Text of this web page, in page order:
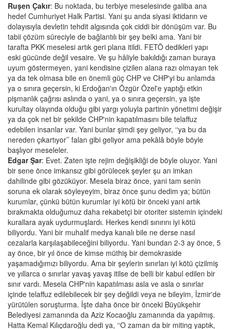
Ruşen Çakır: Bu noktada, bu terbiye meselesinde galiba ana
hedef Cumhuriyet Halk Partisi. Yani şu anda siyasi iktidarın ve
dolayısıyla devletin tehdit algısında çok ciddi bir dönüşüm var. Bu
tabii çözüm süreciyle de bağlantılı bir şey belki ama. Yani bir
tarafta PKK meselesi artık geri plana itildi. FETÖ dedikleri yapı
eski gücünde değil vesaire. Ve şu hâliyle bakıldığı zaman buraya
uyum göstermeyen, yani kendisine çizilen alana razı olmayan tek
ya da tek olmasa bile en önemli güç CHP ve CHP'yi bu anlamda
ya o sınıra geçersin, ki Erdoğan'ın Özgür Özel'e yaptığı etkin
pişmanlık çağrısı aslında o yani, ya o sınıra geçersin, ya işte
kurultay olayında olduğu gibi yargı yoluyla partinin yönetimi değişir
ya da çok net bir şekilde CHP'nin kapatılmasını bile telaffuz
edebilen insanlar var. Yani bunlar şimdi şey geliyor, ‘‘ya bu da
nereden çıkartıyor’’ falan gibi geliyor ama pekâlâ böyle böyle
başlıyor meseleler.
Edgar Şar: Evet. Zaten işte rejim değişikliği de böyle oluyor. Yani
bir sene önce imkansız gibi görülecek şeyler şu an imkan
dahilinde gibi gözüküyor. Mesela biraz önce, yani tam senin
soruna ek olarak söyleyeyim, biraz önce şunu dedim ya; bütün
kurumlar, çünkü bütün kurumlar iyi kötü bir önceki yani artık
bırakmakta olduğumuz daha rekabetçi bir otoriter sistemin içindeki
kurallara ayak uydurmuşlardı. Herkes kendi sınırını iyi kötü
biliyordu. Yani bir muhalif medya kanalı bile ne derse nasıl
cezalarla karşılaşabileceğini biliyordu. Yani bundan 2-3 ay önce, 5
ay önce, bir yıl önce de kimse müthiş bir demokraside
yaşamadığımızı biliyordu. Ama bir şeylerin sınırları iyi kötü çizilmiş
ve yıllarca o sınırlar yavaş yavaş itilse de belli bir kabul edilen bir
sınır vardı. Mesela CHP'nin kapatılması asla ve asla o sınırlar
içinde telaffuz edilebilecek bir şey değildi veya ne bileyim, İzmir'de
yürütülen soruşturma. İşte daha önce bir önceki Büyükşehir
Belediyesi zamanında da Aziz Kocaoğlu zamanında da yapılmış.
Hatta Kemal Kılıçdaroğlu dedi ya, ‘‘O zaman da bir miting yaptık,